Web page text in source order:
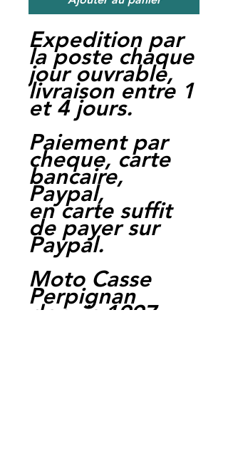
Expedition par
la poste chaque
jour ouvrable,
livraison entre 1
et 4 jours.
Paiement par
cheque, carte
bancaire,
Paypal,
en carte suffit
de payer sur
Paypal.
Moto Casse
Perpignan
depuis 1997